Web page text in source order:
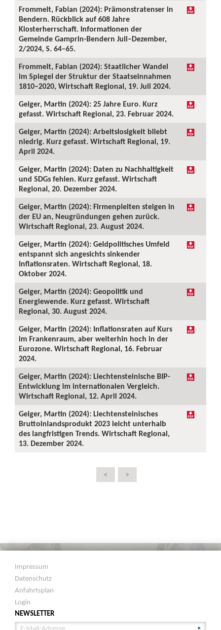
Frommelt, Fabian (2024): Prämonstratenser in
Bendern. Rückblick auf 608 Jahre
Klosterherrschaft. Informationen der
Gemeinde Gamprin-Bendern Juli–Dezember,
2/2024, S. 64–65.
Frommelt, Fabian (2024): Staatlicher Wandel
im Spiegel der Struktur der Staatseinnahmen
1810–2020, Wirtschaft Regional, 19. Juli 2024.
Geiger, Martin (2024): 25 Jahre Euro. Kurz
gefasst. Wirtschaft Regional, 23. Februar 2024.
Geiger, Martin (2024): Arbeitslosigkeit bliebt
niedrig. Kurz gefasst. Wirtschaft Regional, 19.
April 2024.
Geiger, Martin (2024): Daten zu Nachhaltigkeit
und SDGs fehlen. Kurz gefasst. Wirtschaft
Regional, 20. Dezember 2024.
Geiger, Martin (2024): Firmenpleiten steigen in
der EU an, Neugründungen gehen zurück.
Wirtschaft Regional, 23. August 2024.
Geiger, Martin (2024): Geldpolitisches Umfeld
entspannt sich angesichts sinkender
Inflationsraten. Wirtschaft Regional, 18.
Oktober 2024.
Geiger, Martin (2024): Geopolitik und
Energiewende. Kurz gefasst. Wirtschaft
Regional, 30. August 2024.
Geiger, Martin (2024): Inflationsraten auf Kurs
im Frankenraum, aber weiterhin hoch in der
Eurozone. Wirtschaft Regional, 16. Februar
2024.
Geiger, Martin (2024): Liechtensteinische BIP-
Entwicklung im internationalen Vergleich.
Wirtschaft Regional, 12. April 2024.
Geiger, Martin (2024): Liechtensteinisches
Bruttoinlandsprodukt 2023 leicht unterhalb
des langfristigen Trends. Wirtschaft Regional,
13. Dezember 2024.
< >
Impressum
Datenschutz
Anfahrtsplan
Login
NEWSLETTER